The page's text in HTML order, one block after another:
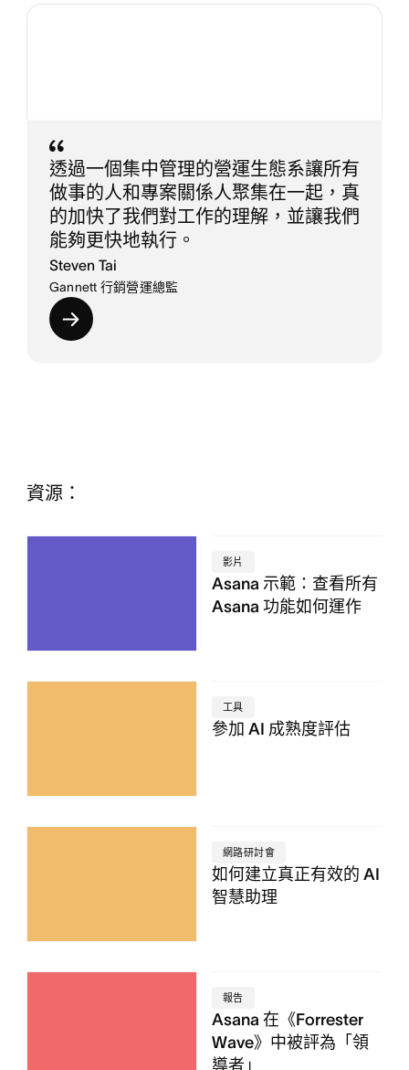
透過一個集中管理的營運生態系讓所有
做事的人和專案關係人聚集在一起，真
的加快了我們對工作的理解，並讓我們
能夠更快地執行。
Steven Tai
Gannett 行銷營運總監
資源：
影片
Asana 示範：查看所有
Asana 功能如何運作
工具
參加 AI 成熟度評估
網路研討會
如何建立真正有效的 AI
智慧助理
報告
Asana 在《Forrester
Wave》中被評為「領
導者」